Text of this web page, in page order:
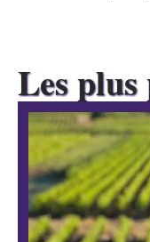
Les plus